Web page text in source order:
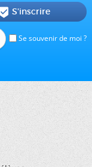
Se souvenir de moi ?
 S'inscrire